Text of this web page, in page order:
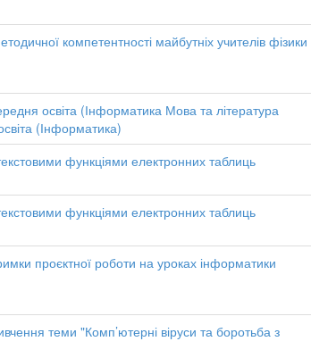
компетентності майбутніх учителів фізики
освіта (Інформатика Мова та література
(Інформатика)
функціями електронних таблиць
функціями електронних таблиць
проєктної роботи на уроках інформатики
теми "Комп’ютерні віруси та боротьба з